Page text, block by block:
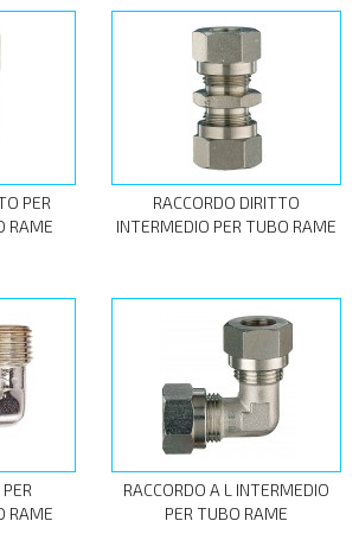
PER
RAME
RACCORDO DIRITTO
INTERMEDIO PER TUBO RAME
RAME
RACCORDO A L INTERMEDIO
PER TUBO RAME